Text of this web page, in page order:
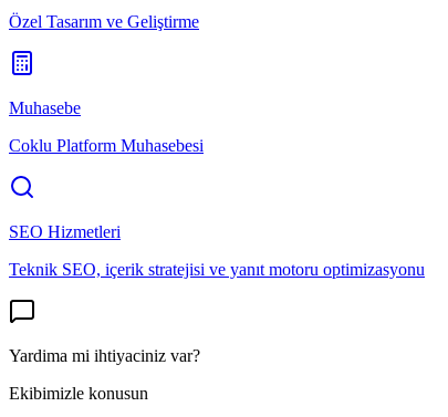
Özel Tasarım ve Geliştirme
Muhasebe
Coklu Platform Muhasebesi
SEO Hizmetleri
Teknik SEO, içerik stratejisi ve yanıt motoru optimizasyonu
Yardima mi ihtiyaciniz var?
Ekibimizle konusun